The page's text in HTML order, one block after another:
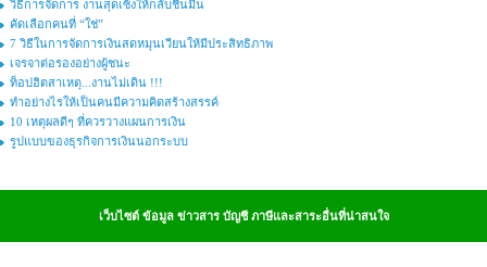
วิธีการจัดการ งานสุดเซ็งให้กลับชื่นมื่น
คัดเลือกคนที่ “ใช่”
7 วิธีในการจัดการเงินสดหมุนเวียนให้มีประสิทธิภาพ
เจรจาต่อรองอย่างผู้ชนะ
ท็อปฮิตสาเหตุ...งานไม่เดิน !!!
ทำอย่างไรให้เป็นคนมีความคิดสร้างสรรค์
10 เหตุผลดีๆ ที่ควรวางแผนการเงิน
รูปแบบของธุรกิจการเงินนอกระบบ
เว็บไซต์ ข้อมูล ข่าวสาร บัญชี ภาษีและสาระอื่นที่น่าสนใจ